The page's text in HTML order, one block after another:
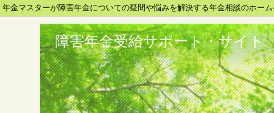
年金マスターが障害年金についての疑問や悩みを解決する年金相談のホー
障害年金受給サポート・サイト